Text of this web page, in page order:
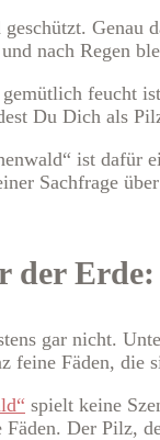
nach Regen
feucht
Du Dich als
ist dafür
Sachfrage
der
gar nicht.
feine Fäden, die
spielt keine
Der Pilz,